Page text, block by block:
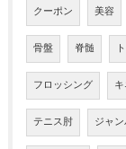
クーポン 美容
骨盤 脊髄
フロッシング
テニス肘 ジャ